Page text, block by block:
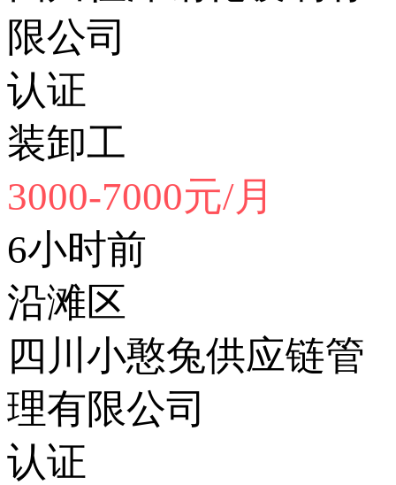
限公司
认证
装卸工
3000-7000元/月
6小时前
沿滩区
四川小憨兔供应链管
理有限公司
认证